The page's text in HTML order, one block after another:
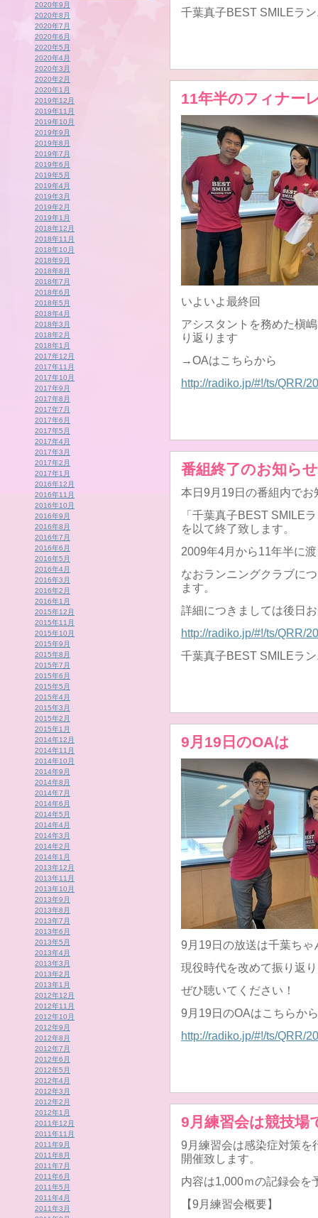
2020年9月
2020年8月
2020年7月
2020年6月
2020年5月
2020年4月
2020年3月
2020年2月
2020年1月
2019年12月
2019年11月
2019年10月
2019年9月
2019年8月
2019年7月
2019年6月
2019年5月
2019年4月
2019年3月
2019年2月
2019年1月
2018年12月
2018年11月
2018年10月
2018年9月
2018年8月
2018年7月
2018年6月
2018年5月
2018年4月
2018年3月
2018年2月
2018年1月
2017年12月
2017年11月
2017年10月
2017年9月
2017年8月
2017年7月
2017年6月
2017年5月
2017年4月
2017年3月
2017年2月
2017年1月
2016年12月
2016年11月
2016年10月
2016年9月
2016年8月
2016年7月
2016年6月
2016年5月
2016年4月
2016年3月
2016年2月
2016年1月
2015年12月
2015年11月
2015年10月
2015年9月
2015年8月
2015年7月
2015年6月
2015年5月
2015年4月
2015年3月
2015年2月
2015年1月
2014年12月
2014年11月
2014年10月
2014年9月
2014年8月
2014年7月
2014年6月
2014年5月
2014年4月
2014年3月
2014年2月
2014年1月
2013年12月
2013年11月
2013年10月
2013年9月
2013年8月
2013年7月
2013年6月
2013年5月
2013年4月
2013年3月
2013年2月
2013年1月
2012年12月
2012年11月
2012年10月
2012年9月
2012年8月
2012年7月
2012年6月
2012年5月
2012年4月
2012年3月
2012年2月
2012年1月
2011年12月
2011年11月
2011年9月
2011年8月
2011年7月
2011年6月
2011年5月
2011年4月
2011年3月
千葉真子BEST SMILEラ
11年半のフィナー
いよいよ最終回
アシスタントを務めた槇
り返ります
→OAはこちらから
http://radiko.jp/#!/ts/QRR/
番組終了のお知らせ
本日9月19日の番組内で
「千葉真子BEST SMILE
を以て終了致します。
2009年4月から11年半に
なおランニングクラブに
ます。
詳細につきましては後日
http://radiko.jp/#!/ts/QRR/
千葉真子BEST SMILEラ
9月19日のOAは
9月19日の放送は千葉ち
現役時代を改めて振り返
ぜひ聴いてください！
9月19日のOAはこちらから
http://radiko.jp/#!/ts/QRR/
9月練習会は競技場
9月練習会は感染症対策を
開催致します。
内容は1,000ｍの記録会を
【9月練習会概要】